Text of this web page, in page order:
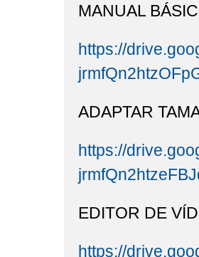
MANUAL
https://
ADAPTAR
https://
EDITOR DE
https://